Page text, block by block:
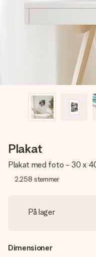
Plakat
Plakat med foto - 30 x
2,258 stemmer
På lager
Dimensioner